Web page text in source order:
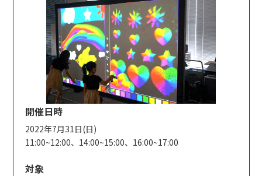
開催日時
2022年7月31日(日)
11:00~12:00、14:00~15:00、16:00~17:00
対象